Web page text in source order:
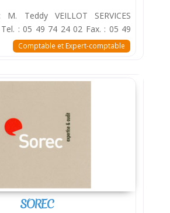
Comptable et Expert-comptable
M. Teddy VEILLOT SERVICES
: 05 49 74 24 02 Fax. : 05 49
SOREC